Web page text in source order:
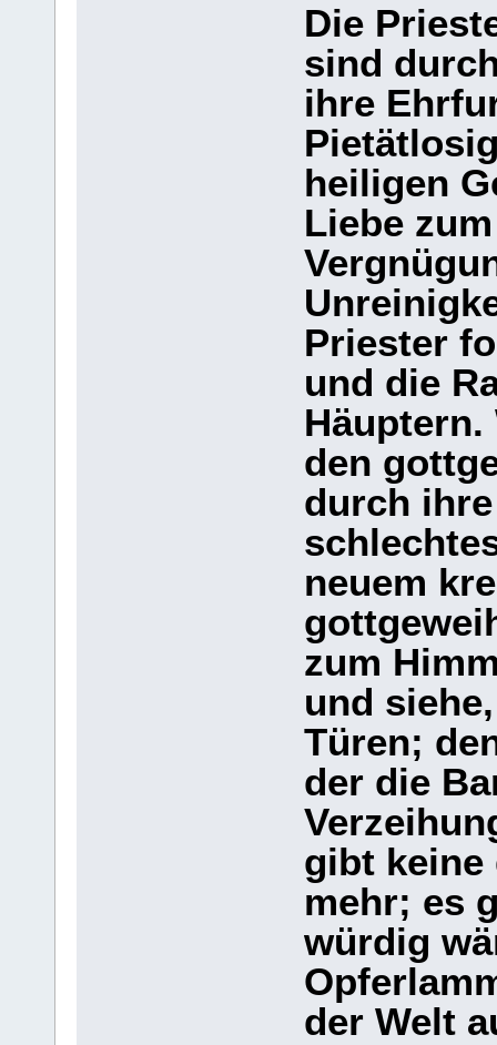
Die
sind
ihre
heiligen
Liebe
Priester
und die
Häuptern.
den
durch
neuem
zum
und
Türen;
der die
gibt keine
mehr; es
würdig
der Welt